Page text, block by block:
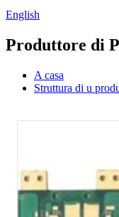
English
Produttore di
A casa
Struttura di u